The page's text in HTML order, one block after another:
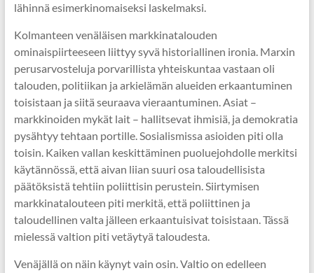
lähinnä esimerkinomaiseksi laskelmaksi.
Kolmanteen venäläisen markkinatalouden
ominaispiirteeseen liittyy syvä historiallinen ironia. Marxin
perusarvosteluja porvarillista yhteiskuntaa vastaan oli
talouden, politiikan ja arkielämän alueiden erkaantuminen
toisistaan ja siitä seuraava vieraantuminen. Asiat –
markkinoiden mykät lait – hallitsevat ihmisiä, ja demokratia
pysähtyy tehtaan portille. Sosialismissa asioiden piti olla
toisin. Kaiken vallan keskittäminen puoluejohdolle merkitsi
käytännössä, että aivan liian suuri osa taloudellisista
päätöksistä tehtiin poliittisin perustein. Siirtymisen
markkinatalouteen piti merkitä, että poliittinen ja
taloudellinen valta jälleen erkaantuisivat toisistaan. Tässä
mielessä valtion piti vetäytyä taloudesta.
Venäjällä on näin käynyt vain osin. Valtio on edelleen